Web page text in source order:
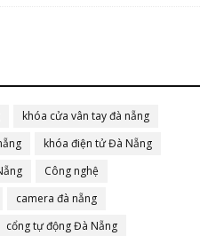
khóa cửa vân tay đà nẵng
khóa điện tử Đà Nẵng
Công nghệ
camera đà nẵng
cổng tự động Đà Nẵng